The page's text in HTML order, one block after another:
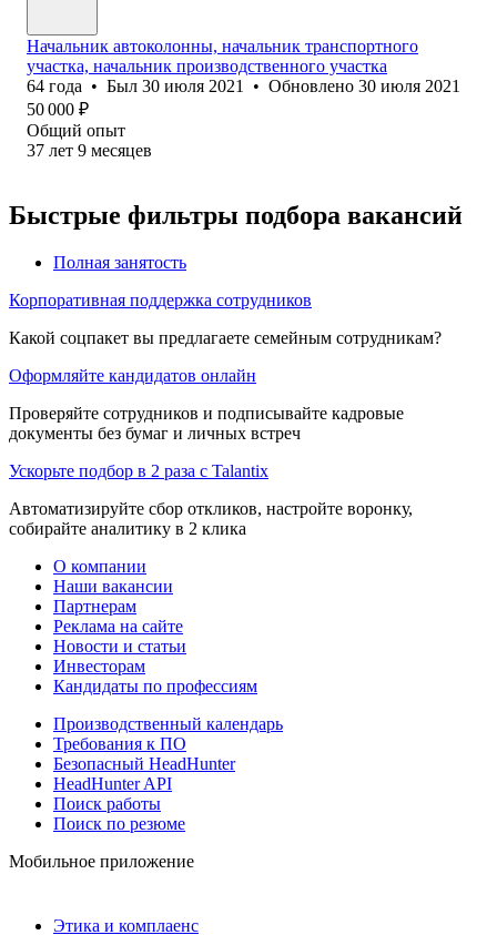
Начальник автоколонны, начальник транспортного
участка, начальник производственного участка
64 года • Был 30 июля 2021 • Обновлено 30 июля 2021
50 000 ₽
Общий опыт
37 лет 9 месяцев
Быстрые фильтры подбора вакансий
Полная занятость
Корпоративная поддержка сотрудников
Какой соцпакет вы предлагаете семейным сотрудникам?
Оформляйте кандидатов онлайн
Проверяйте сотрудников и подписывайте кадровые
документы без бумаг и личных встреч
Ускорьте подбор в 2 раза с Talantix
Автоматизируйте сбор откликов, настройте воронку,
собирайте аналитику в 2 клика
О компании
Наши вакансии
Партнерам
Реклама на сайте
Новости и статьи
Инвесторам
Кандидаты по профессиям
Производственный календарь
Требования к ПО
Безопасный HeadHunter
HeadHunter API
Поиск работы
Поиск по резюме
Мобильное приложение
Этика и комплаенс